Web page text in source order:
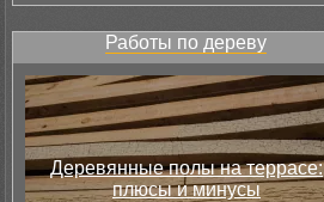
Работы по дереву
Деревянные полы на террасе:
плюсы и минусы